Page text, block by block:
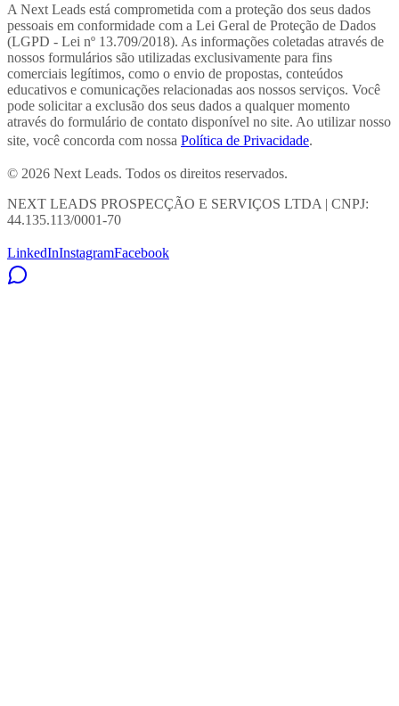
A Next Leads está comprometida com a proteção dos seus dados
pessoais em conformidade com a Lei Geral de Proteção de Dados
(LGPD - Lei nº 13.709/2018). As informações coletadas através de
nossos formulários são utilizadas exclusivamente para fins
comerciais legítimos, como o envio de propostas, conteúdos
educativos e comunicações relacionadas aos nossos serviços. Você
pode solicitar a exclusão dos seus dados a qualquer momento
através do formulário de contato disponível no site. Ao utilizar nosso
site, você concorda com nossa Política de Privacidade.
© 2026 Next Leads. Todos os direitos reservados.
NEXT LEADS PROSPECÇÃO E SERVIÇOS LTDA | CNPJ:
44.135.113/0001-70
LinkedInInstagramFacebook